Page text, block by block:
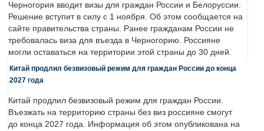
Черногория вводит визы для граждан России и Белоруссии.
Решение вступит в силу с 1 ноября. Об этом сообщается на
сайте правительства страны. Ранее гражданам России не
требовалась виза для въезда в Черногорию. Россияне
могли оставаться на территории этой страны до 30 дней.
Китай продлил безвизовый режим для граждан России до конца
2027 года
Китай продлил безвизовый режим для граждан России.
Въезжать на территорию страны без виз россияне смогут
до конца 2027 года. Информация об этом опубликована на